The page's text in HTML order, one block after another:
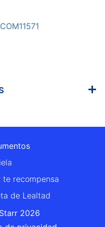
te recompensa
de Lealtad
2026